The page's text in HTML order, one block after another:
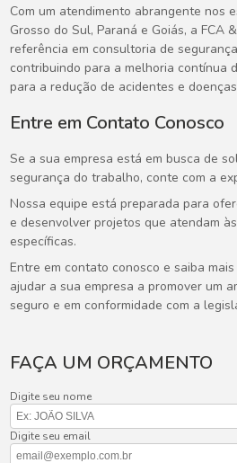
Com um atendimento abrangente nos
Grosso do Sul, Paraná e Goiás, a FCA
referência em consultoria de
contribuindo para a melhoria contínua
para a redução de acidentes e
Entre em Contato Conosco
Se a sua empresa está em busca de
segurança do trabalho, conte com a
Nossa equipe está preparada para
e desenvolver projetos que atendam
específicas.
Entre em contato conosco e saiba
ajudar a sua empresa a promover um
seguro e em conformidade com a
FAÇA UM ORÇAMENTO
Digite seu nome
Digite seu email